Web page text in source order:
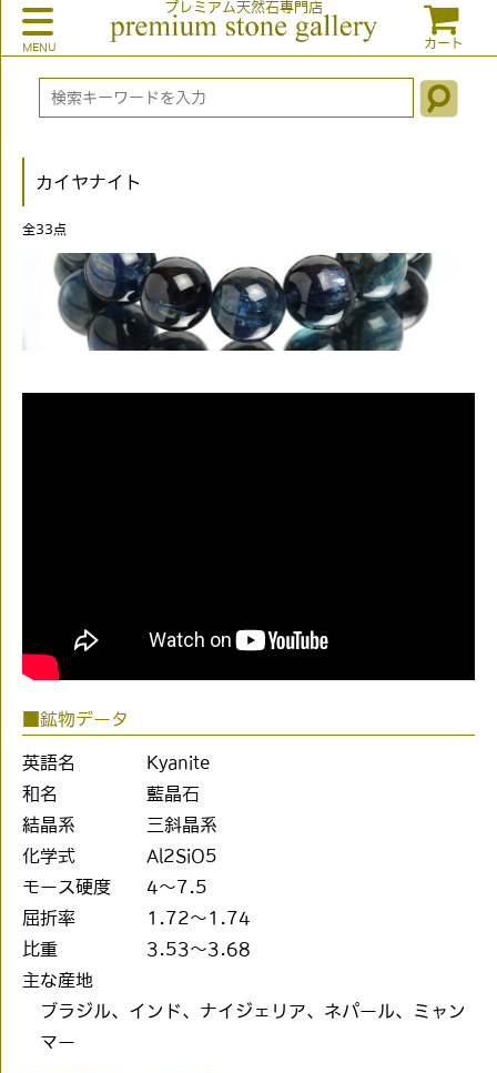
プレミアム天然石専門店
カート
カイヤナイト
全33点
■鉱物データ
英語名
Kyanite
和名
藍晶石
結晶系
三斜晶系
化学式
Al2SiO5
モース硬度
4〜7.5
屈折率
1.72〜1.74
比重
3.53〜3.68
主な産地
ブラジル、インド、ナイジェリア、ネパール、ミャン
マー